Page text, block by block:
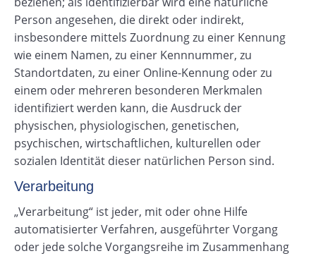
Person angesehen, die direkt oder indirekt,
insbesondere mittels Zuordnung zu einer Kennung
wie einem Namen, zu einer Kennnummer, zu
Standortdaten, zu einer Online-Kennung oder zu
einem oder mehreren besonderen Merkmalen
identifiziert werden kann, die Ausdruck der
physischen, physiologischen, genetischen,
psychischen, wirtschaftlichen, kulturellen oder
sozialen Identität dieser natürlichen Person sind.
Verarbeitung
„Verarbeitung“ ist jeder, mit oder ohne Hilfe
automatisierter Verfahren, ausgeführter Vorgang
oder jede solche Vorgangsreihe im Zusammenhang